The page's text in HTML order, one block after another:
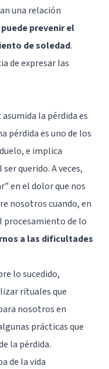
una relación
puede prevenir el
de soledad.
de expresar las
la pérdida es
pérdida es uno de los
e implica
querido. A veces,
en el dolor que nos
nosotros cuando, en
procesamiento de lo
a las dificultades
lo sucedido,
rituales que
nosotros en
prácticas que
la pérdida.
de la vida